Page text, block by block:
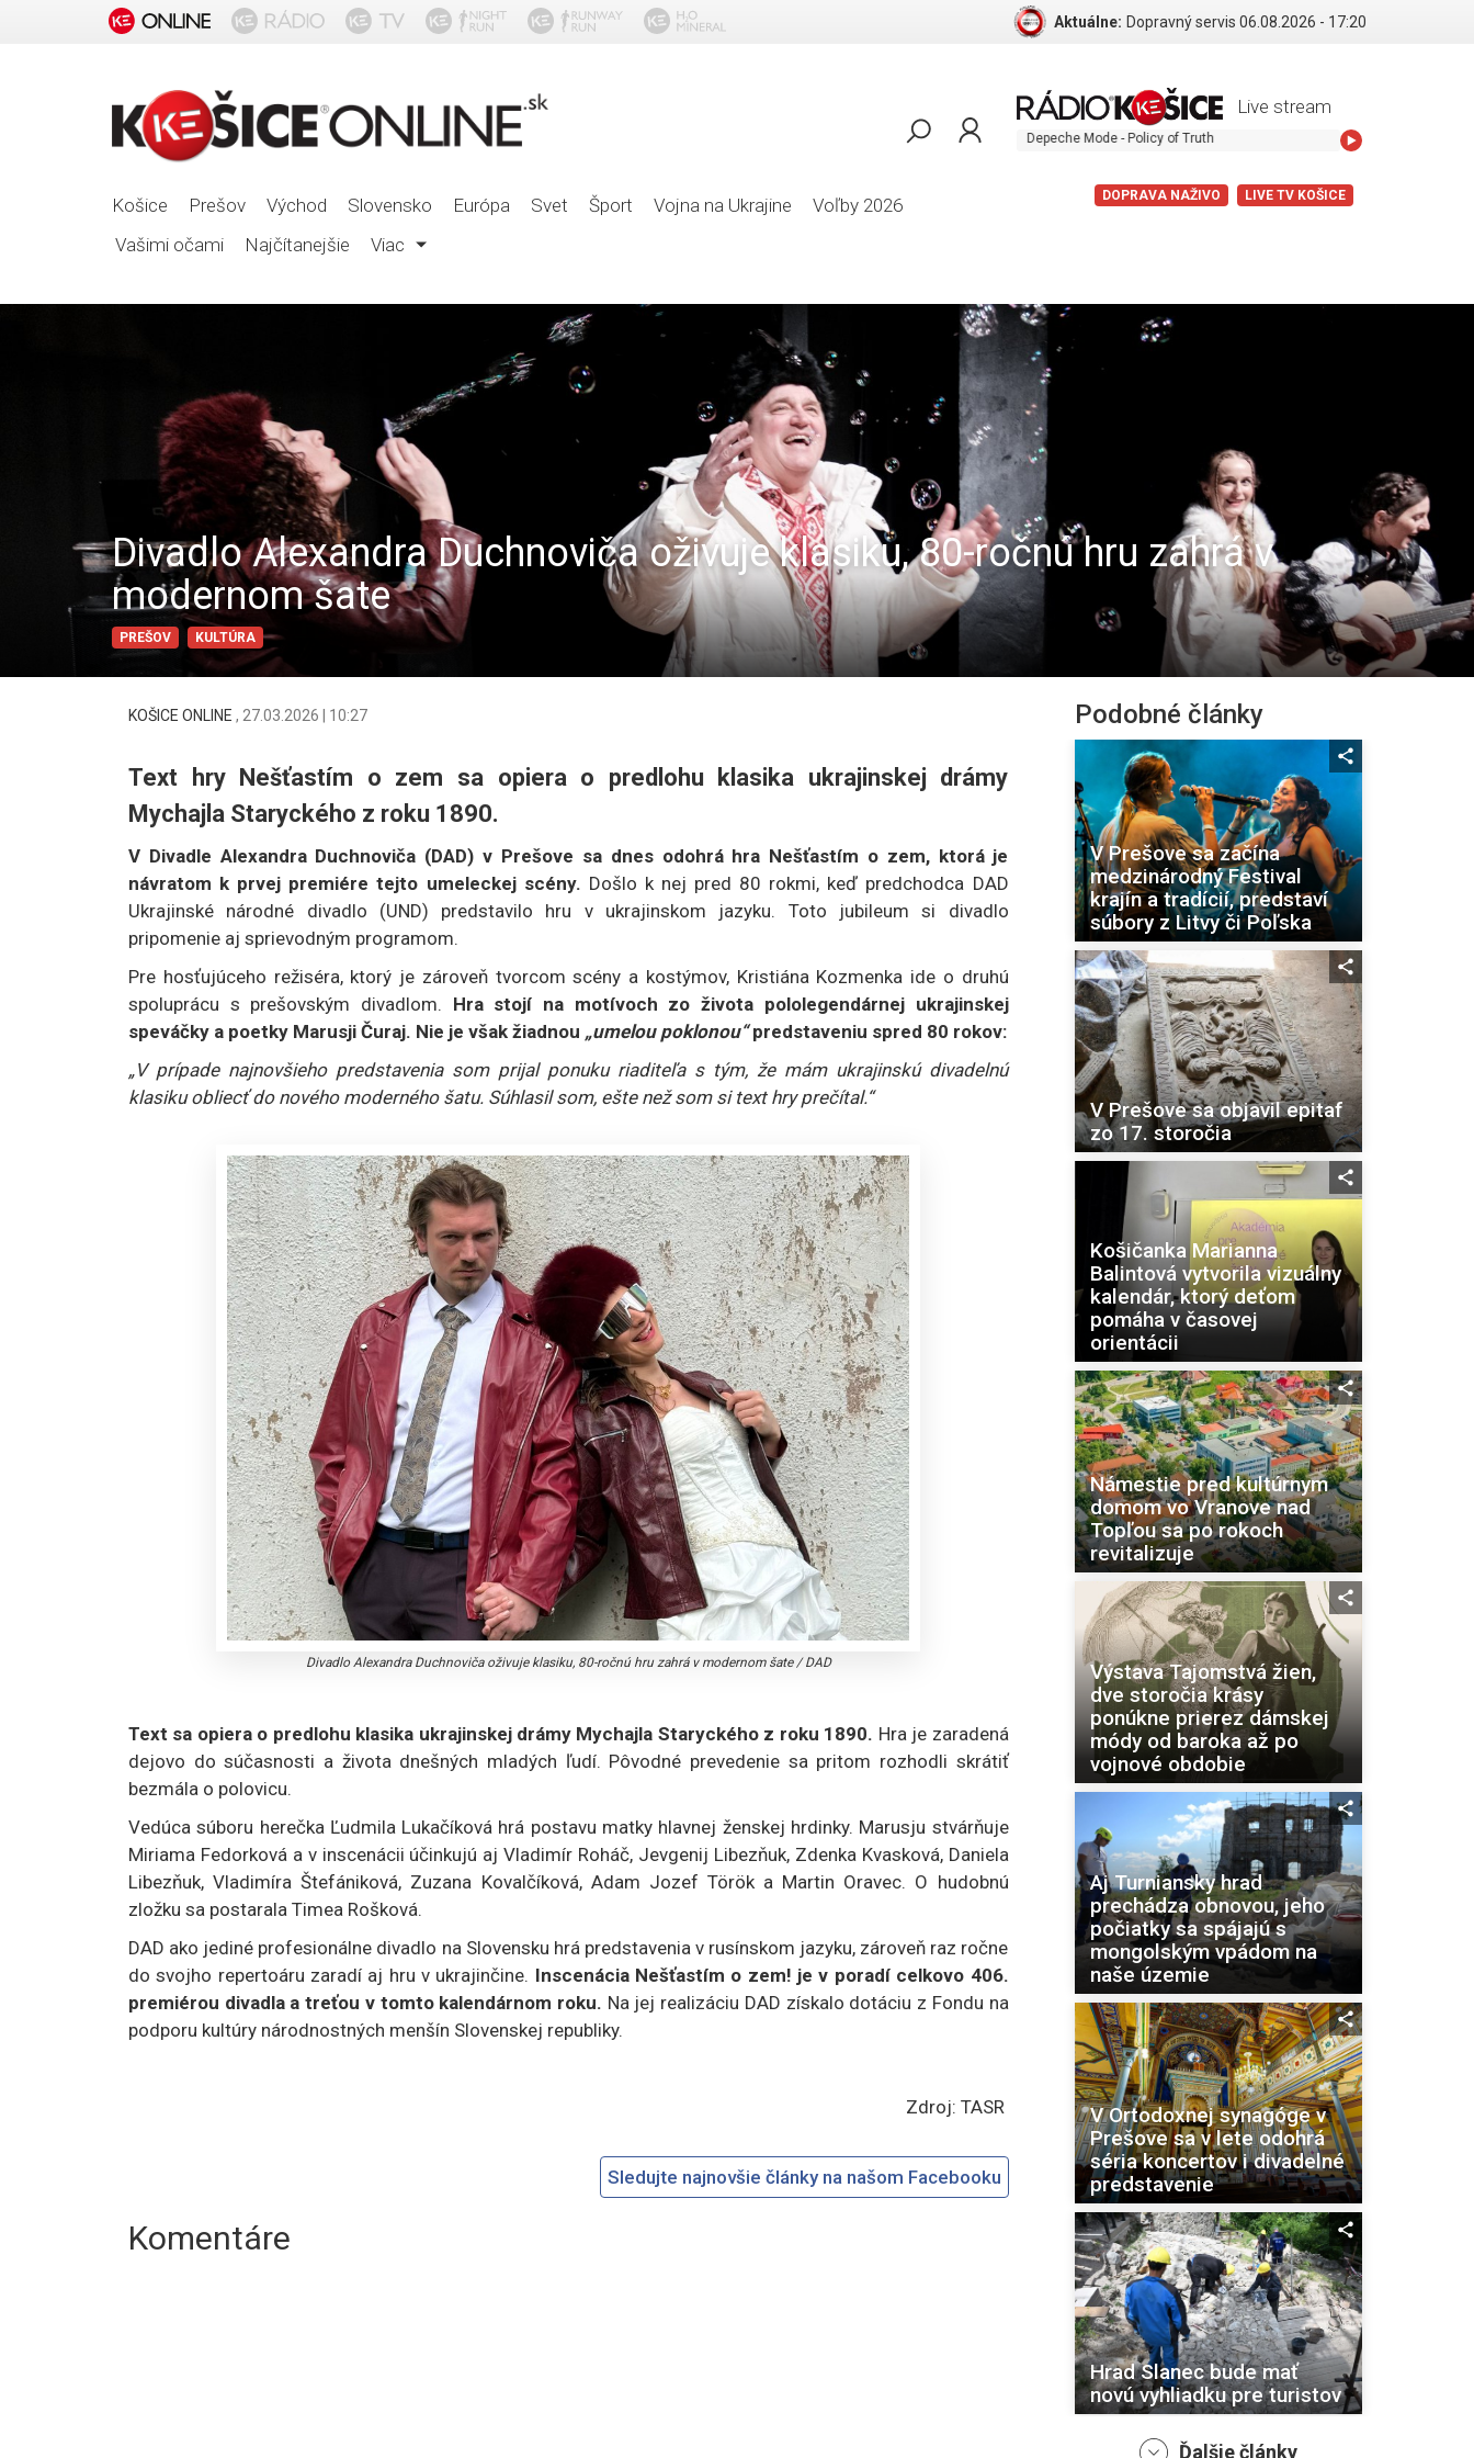
Aktuálne: Dopravný servis 06.08.2026 - 17:20
Košice Prešov Východ Slovensko Európa Svet Šport Vojna na Ukrajine
Voľby 2026
Vašimi očami
Najčítanejšie Viac
Live stream
Depeche Mode - Policy of Truth
DOPRAVA NAŽIVO LIVE TV KOŠICE
Divadlo Alexandra Duchnoviča oživuje klasiku, 80-ročnú hru zahrá v
modernom šate
PREŠOV KULTÚRA
KOŠICE ONLINE , 27.03.2026 | 10:27
Text hry Nešťastím o zem sa opiera o predlohu klasika ukrajinskej drámy
Mychajla Staryckého z roku 1890.
V Divadle Alexandra Duchnoviča (DAD) v Prešove sa dnes odohrá hra Nešťastím o zem, ktorá je
návratom k prvej premiére tejto umeleckej scény. Došlo k nej pred 80 rokmi, keď predchodca DAD
Ukrajinské národné divadlo (UND) predstavilo hru v ukrajinskom jazyku. Toto jubileum si divadlo
pripomenie aj sprievodným programom.
Pre hosťujúceho režiséra, ktorý je zároveň tvorcom scény a kostýmov, Kristiána Kozmenka ide o druhú
spoluprácu s prešovským divadlom. Hra stojí na motívoch zo života pololegendárnej ukrajinskej
speváčky a poetky Marusji Čuraj. Nie je však žiadnou „umelou poklonou“predstaveniu spred 80 rokov:
„V prípade najnovšieho predstavenia som prijal ponuku riaditeľa s tým, že mám ukrajinskú divadelnú
klasiku obliecť do nového moderného šatu. Súhlasil som, ešte než som si text hry prečítal.“
Divadlo Alexandra Duchnoviča oživuje klasiku, 80-ročnú hru zahrá v modernom šate/DAD
Text sa opiera o predlohu klasika ukrajinskej drámy Mychajla Staryckého z roku 1890. Hra je zaradená
dejovo do súčasnosti a života dnešných mladých ľudí. Pôvodné prevedenie sa pritom rozhodli skrátiť
bezmála o polovicu.
Vedúca súboru herečka Ľudmila Lukačíková hrá postavu matky hlavnej ženskej hrdinky. Marusju stvárňuje
Miriama Fedorková a v inscenácii účinkujú aj Vladimír Roháč, Jevgenij Libezňuk, Zdenka Kvasková, Daniela
Libezňuk, Vladimíra Štefániková, Zuzana Kovalčíková, Adam Jozef Török a Martin Oravec. O hudobnú
zložku sa postarala Timea Rošková.
DAD ako jediné profesionálne divadlo na Slovensku hrá predstavenia v rusínskom jazyku, zároveň raz ročne
do svojho repertoáru zaradí aj hru v ukrajinčine. Inscenácia Nešťastím o zem! je v poradí celkovo 406.
premiérou divadla a treťou v tomto kalendárnom roku. Na jej realizáciu DAD získalo dotáciu z Fondu na
podporu kultúry národnostných menšín Slovenskej republiky.
Zdroj: TASR
Sledujte najnovšie články na našom Facebooku
Komentáre
Podobné články
V Prešove sa začína
medzinárodný Festival
krajín a tradícií, predstaví
súbory z Litvy či Poľska
V Prešove sa objavil epitaf
zo 17. storočia
Košičanka Marianna
Balintová vytvorila vizuálny
kalendár, ktorý deťom
pomáha v časovej
orientácii
Námestie pred kultúrnym
domom vo Vranove nad
Topľou sa po rokoch
revitalizuje
Výstava Tajomstvá žien,
dve storočia krásy
ponúkne prierez dámskej
módy od baroka až po
vojnové obdobie
Aj Turniansky hrad
prechádza obnovou, jeho
počiatky sa spájajú s
mongolským vpádom na
naše územie
V Ortodoxnej synagóge v
Prešove sa v lete odohrá
séria koncertov i divadelné
predstavenie
Hrad Slanec bude mať
novú vyhliadku pre turistov
Ďalšie články